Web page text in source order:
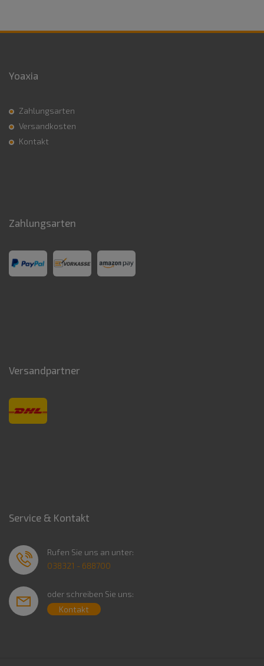
Yoaxia
Zahlungsarten
Versandkosten
Kontakt
Zahlungsarten
Versandpartner
Service & Kontakt
Rufen Sie uns an unter:
038321 - 688700
oder schreiben Sie uns:
Kontakt